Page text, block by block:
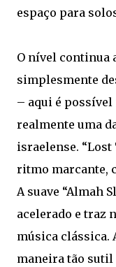
espaço para
O nível continua
simplesmente
– aqui é possível
realmente uma
israelense. “Lost
ritmo marcante,
A suave “Almah
acelerado e traz
música clássica.
maneira tão sutil